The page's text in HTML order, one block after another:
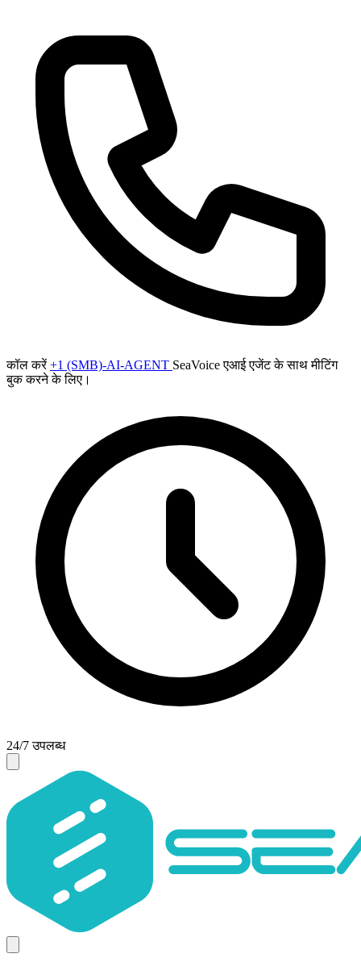
कॉल करें+1 (SMB)-AI-AGENT SeaVoice एआई एजेंट के साथ मीटिंग
बुक करने के लिए।
24/7 उपलब्ध